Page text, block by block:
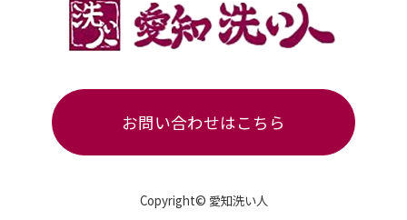
お問い合わせはこちら
Copyright© 愛知洗い人